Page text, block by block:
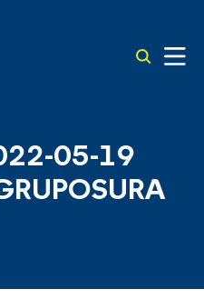
05-19